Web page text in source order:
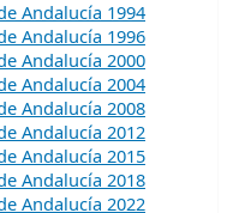
Andalucía 1994
Andalucía 1996
Andalucía 2000
Andalucía 2004
Andalucía 2008
Andalucía 2012
Andalucía 2015
Andalucía 2018
Andalucía 2022